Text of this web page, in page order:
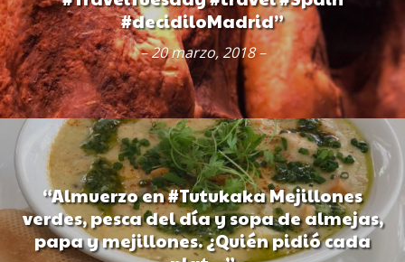
#decidiloMadrid”
– 20 marzo, 2018 –
“Almuerzo en #Tutukaka Mejillones
verdes, pesca del día y sopa de almejas,
papa y mejillones. ¿Quién pidió cada